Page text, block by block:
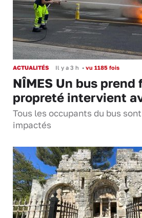
ACTUALITÉS Il y a 3 h • vu 1185 fois
NÎMES Un bus
propreté intervient
Tous les occupants du bus
impactés